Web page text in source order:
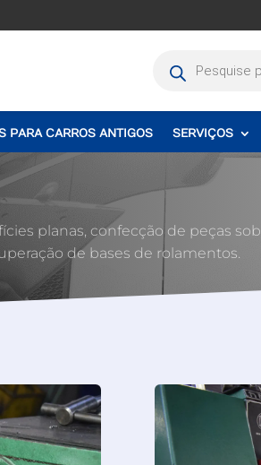
produtos
PARA CARROS ANTIGOS SERVIÇOS
planas, confecção de peças sob
de bases de rolamentos.